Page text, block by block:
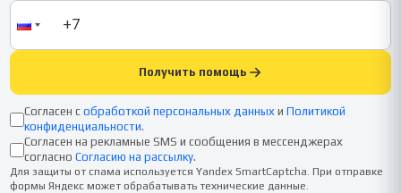
Получить помощь
Согласен с обработкой персональных данных и Политикой
конфиденциальности.
Согласен на рекламные SMS и сообщения в мессенджерах
согласно Согласию на рассылку.
Для защиты от спама используется Yandex SmartCaptcha. При отправке
формы Яндекс может обрабатывать технические данные.